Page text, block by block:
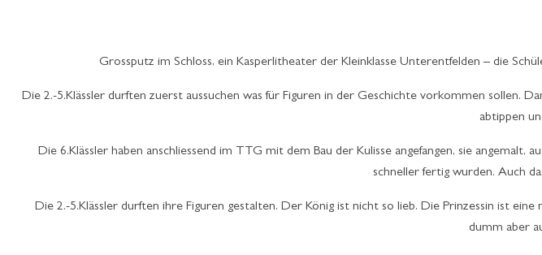
Grossputz im Schloss, ein Kasperlitheater der Kleinklasse Unterentfelden – die
Die 2.-5.Klässler durften zuerst aussuchen was für Figuren in der Geschichte vorkommen sollen.
abtippen
Die 6.Klässler haben anschliessend im TTG mit dem Bau der Kulisse angefangen, sie
schneller fertig wurden. Auch
Die 2.-5.Klässler durften ihre Figuren gestalten. Der König ist nicht so lieb. Die Prinzessin ist
dumm aber